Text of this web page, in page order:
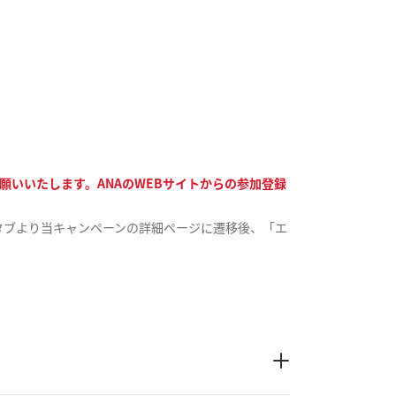
いいたします。ANAのWEBサイトからの参加登録
より当キャンペーンの詳細ページに遷移後、「エ